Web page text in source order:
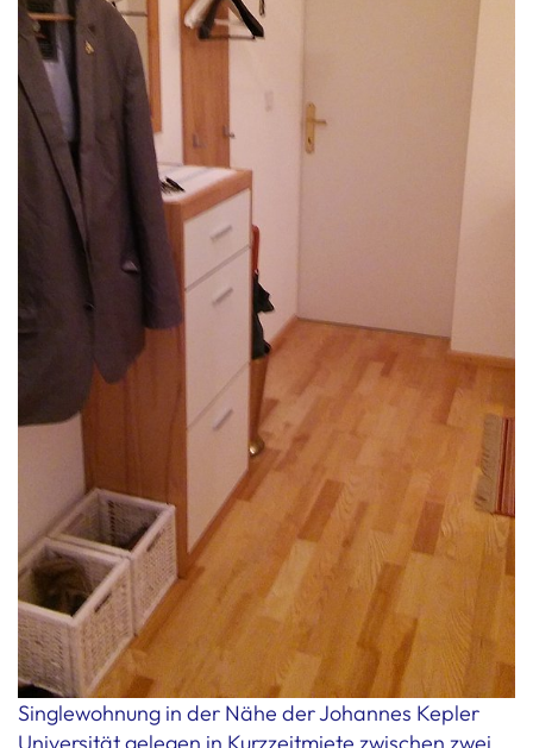
Singlewohnung in der Nähe der Johannes Kepler
Universität gelegen in Kurzzeitmiete zwischen zwei